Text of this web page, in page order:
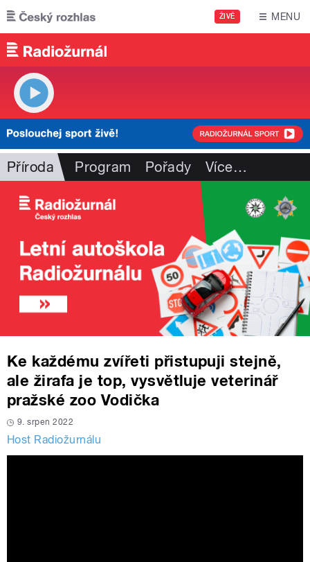
Přejít k hlavnímu obsahu
ŽIVĚ MENU
Příroda Program Pořady Více…
Ke každému zvířeti přistupuji stejně,
ale žirafa je top, vysvětluje veterinář
pražské zoo Vodička
9. srpen 2022
Host Radiožurnálu